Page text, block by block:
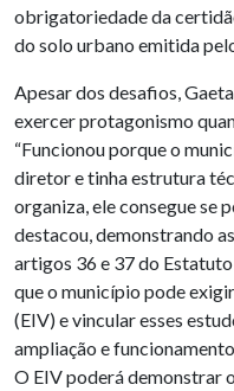
obrigatoriedade da
do solo urbano emitida
Apesar dos desafios,
exercer protagonismo
“Funcionou porque o
diretor e tinha estrutura
organiza, ele consegue se
destacou, demonstrando
artigos 36 e 37 do
que o município pode
(EIV) e vincular esses
ampliação e
O EIV poderá demonstrar